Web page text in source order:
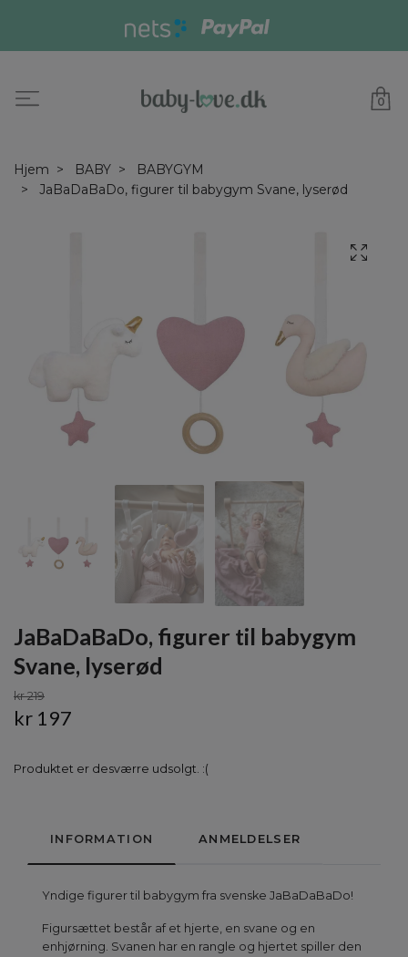
0
Hjem BABY
BABYGYM
JaBaDaBaDo, figurer til babygym Svane, lyserød
JaBaDaBaDo, figurer til babygym
Svane, lyserød
kr 219
kr 197
Produktet er desværre udsolgt. :(
INFORMATION ANMELDELSER
Yndige figurer til babygym fra svenske JaBaDaBaDo!
Figursættet består af et hjerte, en svane og en
enhjørning. Svanen har en rangle og hjertet spiller den